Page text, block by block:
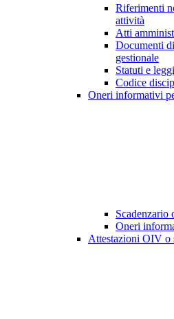
Riferimenti
attività
Atti
Documenti
gestionale
Statuti e
Codice
Oneri informativi
Scadenzario
Oneri
Attestazioni OIV o